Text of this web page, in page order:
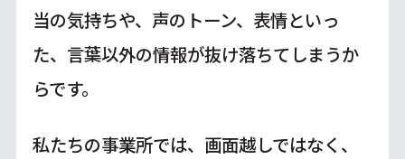
当の気持ちや、声のトーン、表情といっ
た、言葉以外の情報が抜け落ちてしまうか
らです。
私たちの事業所では、画面越しではなく、